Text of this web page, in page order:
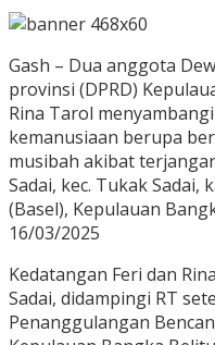
Gash – Dua anggota
provinsi (DPRD)
Rina Tarol
kemanusiaan berupa
musibah akibat
Sadai, kec. Tukak Sadai,
(Basel), Kepulauan
16/03/2025
Kedatangan Feri dan
Sadai, didampingi RT
Penanggulangan